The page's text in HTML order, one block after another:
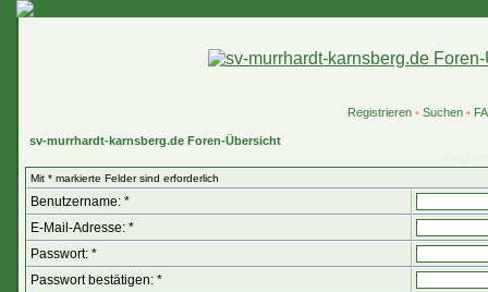
Registrieren• Suchen•
sv-murrhardt-karnsberg.de Foren-Übersicht
Mit * markierte Felder sind erforderlich
Benutzername: *
E-Mail-Adresse: *
Passwort: *
Passwort bestätigen: *